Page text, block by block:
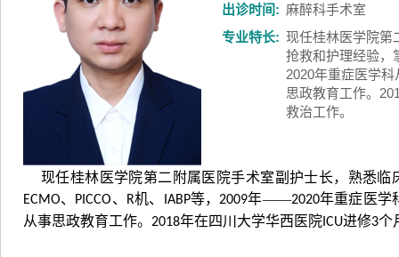
出诊时间: 麻醉科手术室
专业特长: 现任桂林医学院第
抢救和护理经验
2020年重症医学
思政教育工作。
救治工作。
现任桂林医学院第二附属医院手术室副护士长，熟悉
ECMO、 PICCO、 R机、 IABP等， 2009年——2020年重症医学
从事思政教育工作。 2018年在四川大学华西医院 ICU进修3个